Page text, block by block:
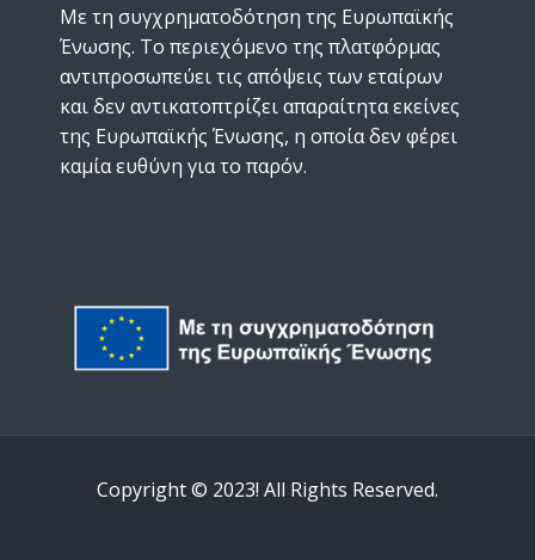
Με τη συγχρηματοδότηση της Ευρωπαϊκής
Ένωσης. Το περιεχόμενο της πλατφόρμας
αντιπροσωπεύει τις απόψεις των εταίρων
και δεν αντικατοπτρίζει απαραίτητα εκείνες
της Ευρωπαϊκής Ένωσης, η οποία δεν φέρει
καμία ευθύνη για το παρόν.
Copyright © 2023! All Rights Reserved.